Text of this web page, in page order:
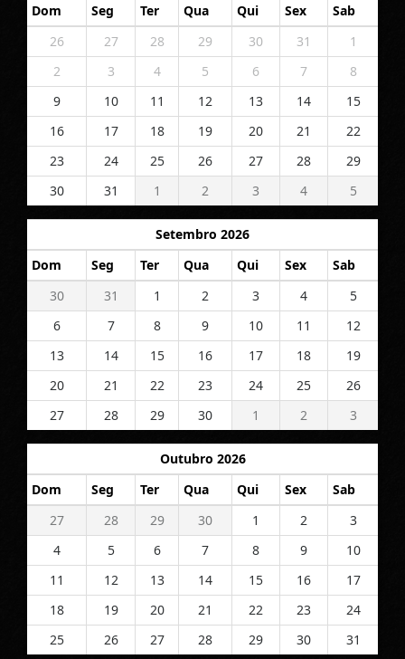
Dom
Seg Ter Qua Qui Sex
Sab
26
27 28 29 30 31
1
2
3 4 5 6 7
8
9
10 11 12 13 14
15
16
17 18 19 20 21
22
23
24 25 26 27 28
29
30
31 1 2 3 4 5
Setembro 2026
Dom
Seg Ter Qua Qui Sex
Sab
30
31 1 2 3 4
5
6
7 8 9 10 11
12
13
14 15 16 17 18
19
20
21 22 23 24 25
26
27
28 29 30 1 2 3
Outubro 2026
Dom
Seg Ter Qua Qui Sex
Sab
27
28 29 30 1 2
3
4
5 6 7 8 9
10
11
12 13 14 15 16
17
18
19 20 21 22 23
24
25
26 27 28 29 30 31